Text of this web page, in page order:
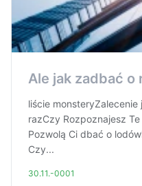
Ale jak zadbać o
liście
razCzy Rozpoznajesz
Pozwolą Ci dbać o
Czy...
30.11.-0001